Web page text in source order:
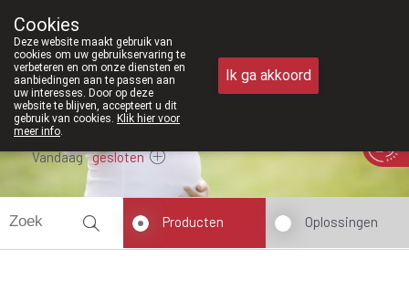
011/610300
Vandaag gesloten
Producten Oplossingen
Cookies
Deze website maakt gebruik van
cookies om uw gebruikservaring te
verbeteren en om onze diensten en
aanbiedingen aan te passen aan
uw interesses. Door op deze
website te blijven, accepteert u dit
gebruik van cookies. Klik hier voor
meer info.
Ik ga akkoord